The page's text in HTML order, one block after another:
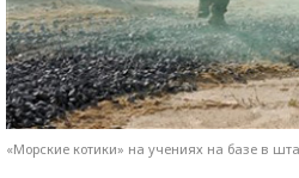
«Морские котики» на учениях на базе в